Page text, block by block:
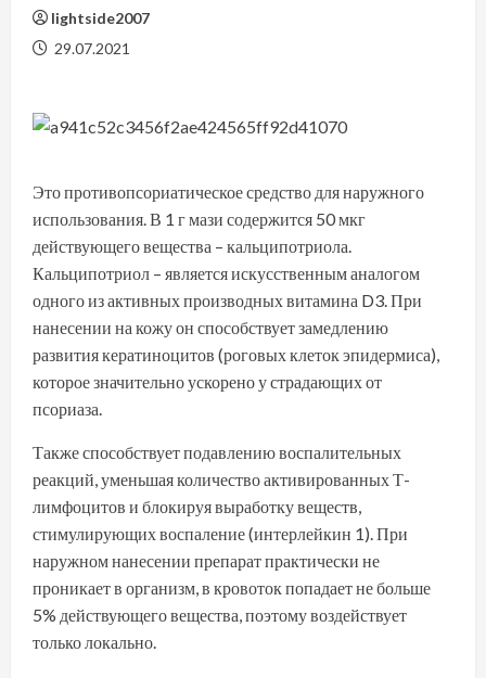
lightside2007
29.07.2021
Это противопсориатическое средство для наружного
использования. В 1 г мази содержится 50 мкг
действующего вещества – кальципотриола.
Кальципотриол – является искусственным аналогом
одного из активных производных витамина D3. При
нанесении на кожу он способствует замедлению
развития кератиноцитов (роговых клеток эпидермиса),
которое значительно ускорено у страдающих от
псориаза.
Также способствует подавлению воспалительных
реакций, уменьшая количество активированных Т-
лимфоцитов и блокируя выработку веществ,
стимулирующих воспаление (интерлейкин 1). При
наружном нанесении препарат практически не
проникает в организм, в кровоток попадает не больше
5% действующего вещества, поэтому воздействует
только локально.